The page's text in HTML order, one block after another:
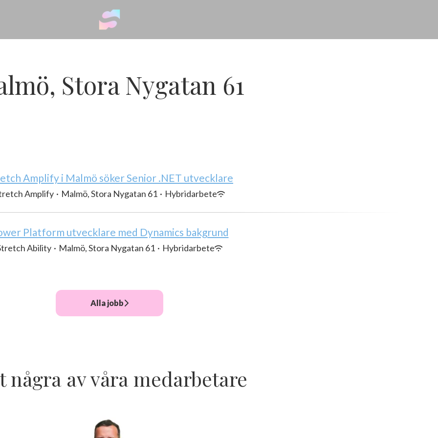
Stora Nygatan 61
Amplify i Malmö söker Senior .NET utvecklare
Amplify · Malmö, Stora Nygatan 61 · Hybridarbete
Platform utvecklare med Dynamics bakgrund
Ability · Malmö, Stora Nygatan 61 · Hybridarbete
Alla jobb
några av våra medarbetare